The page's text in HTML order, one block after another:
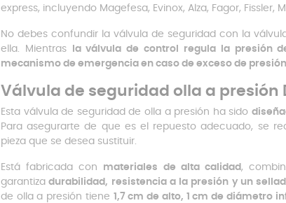
express, incluyendo Magefesa, Evinox, Alza, Fagor, Fissler,
No debes confundir la válvula de seguridad con la
ella. Mientras
la válvula de control regula la presión
mecanismo de emergencia en caso de exceso de
Válvula de seguridad olla a presión
Esta válvula de seguridad de olla a presión ha sido
Para asegurarte de que es el repuesto adecuado, se
pieza que se desea sustituir.
Está fabricada con materiales de alta calidad,
garantiza durabilidad, resistencia a la presión y un
de olla a presión tiene 1,7 cm de alto, 1 cm de diámetro